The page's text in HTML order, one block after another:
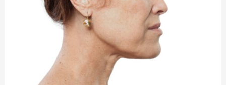
mâchoires